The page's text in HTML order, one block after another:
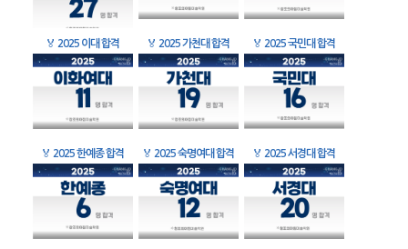
🏅 2025 이대 합격 🏅 2025 가천대 합격 🏅 2025 국민대 합격
🏅 2025 한예종 합격 🏅 2025 숙명여대 합격 🏅 2025 서경대 합격